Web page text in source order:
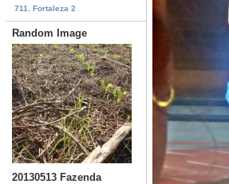
711. Fortaleza 2
Random Image
20130513 Fazenda